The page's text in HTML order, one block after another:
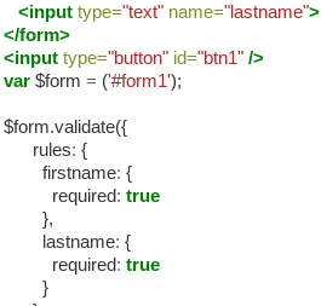
<input type="text" name="lastname">
</form>
<input type="button" id="btn1" />
var $form = ('#form1');
$form.validate({
rules: {
firstname: {
required: true
},
lastname: {
required: true
}